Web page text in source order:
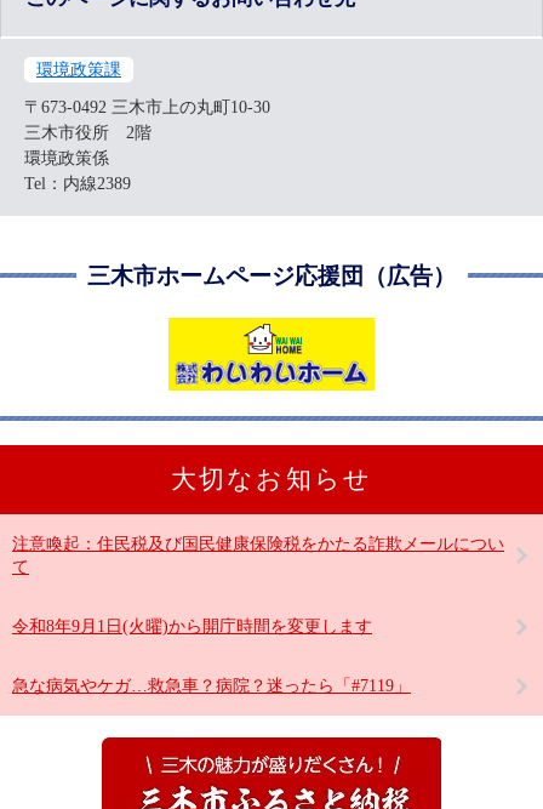
環境政策課
〒673-0492 三木市上の丸町10-30
三木市役所 2階
環境政策係
Tel：内線2389
三木市ホームページ応援団（広告）
大切なお知らせ
注意喚起：住民税及び国民健康保険税をかたる詐欺メールについ
て
令和8年9月1日(火曜)から開庁時間を変更します
急な病気やケガ…救急車？病院？迷ったら「#7119」